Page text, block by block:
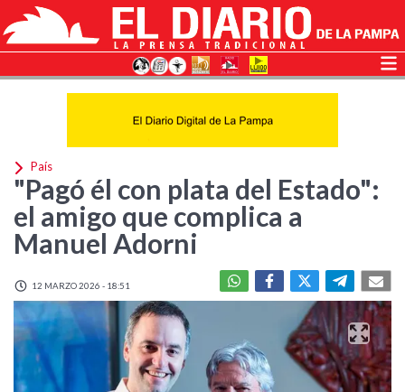
País
"Pagó él con plata del Estado":
el amigo que complica a
Manuel Adorni
12 MARZO 2026 - 18:51